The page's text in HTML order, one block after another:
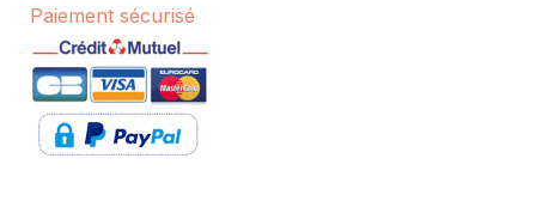
Paiement sécurisé